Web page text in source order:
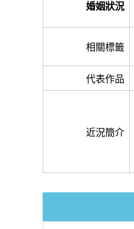
婚姻狀況
相關標籤
代表作品
近況簡介